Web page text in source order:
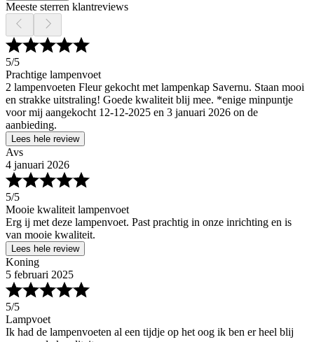
Meeste sterren klantreviews
5/5
Prachtige lampenvoet
2 lampenvoeten Fleur gekocht met lampenkap Savernu. Staan mooi
en strakke uitstraling! Goede kwaliteit blij mee. *enige minpuntje
voor mij aangekocht 12-12-2025 en 3 januari 2026 on de
aanbieding.
Lees hele review
Avs
4 januari 2026
5/5
Mooie kwaliteit lampenvoet
Erg ij met deze lampenvoet. Past prachtig in onze inrichting en is
van mooie kwaliteit.
Lees hele review
Koning
5 februari 2025
5/5
Lampvoet
Ik had de lampenvoeten al een tijdje op het oog ik ben er heel blij